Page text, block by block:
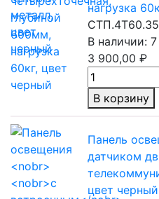
нагрузка
В наличии: 7
3 900,00 ₽
В корзину
Панель
датчиком
цвет черный